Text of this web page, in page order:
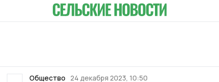
Общество 24 декабря 2023, 10:50